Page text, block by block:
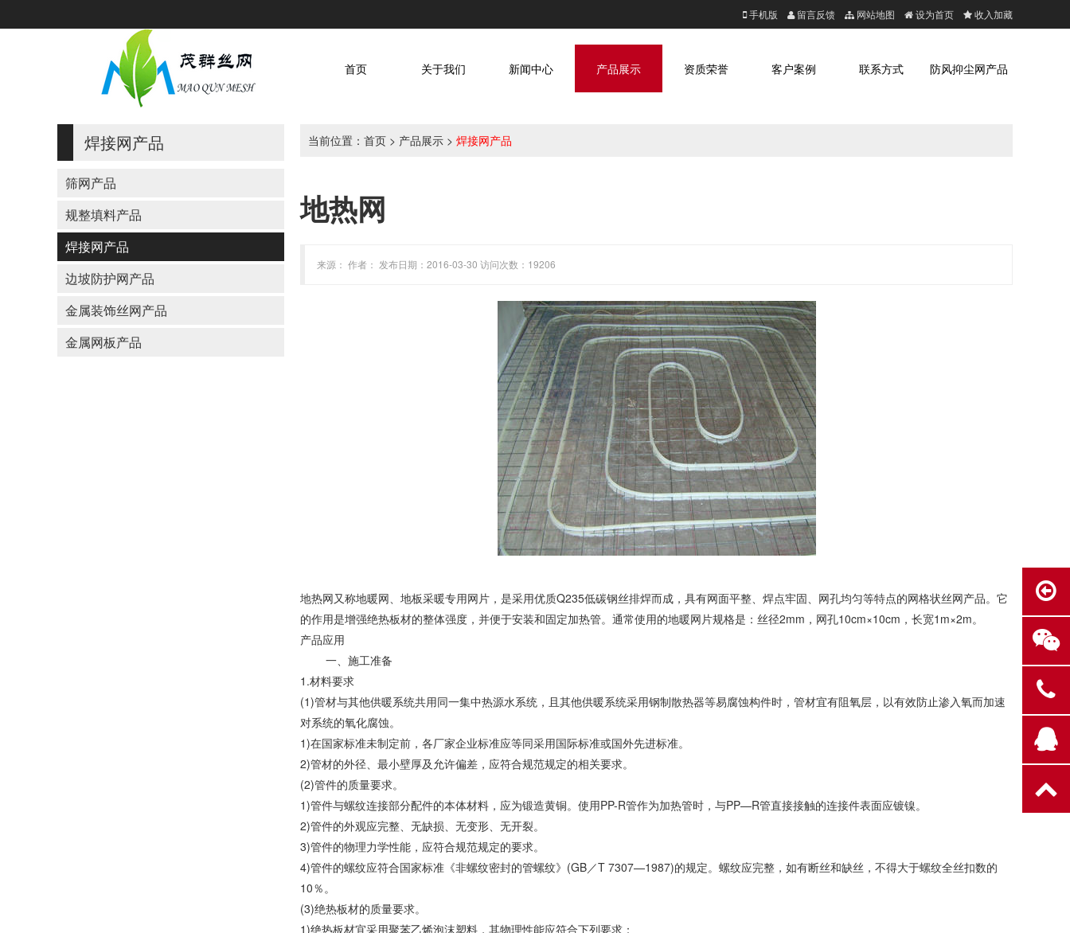
手机版 留言反馈 网站地图 设为首页 收入加藏
防风抑尘网产品
联系方式
客户案例
资质荣誉
产品展示
新闻中心
关于我们
首页
焊接网产品
筛网产品
规整填料产品
焊接网产品
边坡防护网产品
金属装饰丝网产品
金属网板产品
当前位置： 首页 > 产品展示 > 焊接网产品
地热网
来源： 作者： 发布日期：2016-03-30 访问次数：19206
地热网又称地暖网、地板采暖专用网片，是采用优质Q235低碳钢丝排焊而成，具有网面平整、焊点牢固、网孔均匀等特点的网格状丝网产品。它
的作用是增强绝热板材的整体强度，并便于安装和固定加热管。通常使用的地暖网片规格是：丝径2mm，网孔10cm×10cm，长宽1m×2m。
产品应用
一、施工准备
1.材料要求
(1)管材与其他供暖系统共用同一集中热源水系统，且其他供暖系统采用钢制散热器等易腐蚀构件时，管材宜有阻氧层，以有效防止渗入氧而加速
对系统的氧化腐蚀。
1)在国家标准未制定前，各厂家企业标准应等同采用国际标准或国外先进标准。
2)管材的外径、最小壁厚及允许偏差，应符合规范规定的相关要求。
(2)管件的质量要求。
1)管件与螺纹连接部分配件的本体材料，应为锻造黄铜。使用PP-R管作为加热管时，与PP—R管直接接触的连接件表面应镀镍。
2)管件的外观应完整、无缺损、无变形、无开裂。
3)管件的物理力学性能，应符合规范规定的要求。
4)管件的螺纹应符合国家标准《非螺纹密封的管螺纹》(GB／T 7307—1987)的规定。螺纹应完整，如有断丝和缺丝，不得大于螺纹全丝扣数的
10％。
(3)绝热板材的质量要求。
1)绝热板材宜采用聚苯乙烯泡沫塑料，其物理性能应符合下列要求：